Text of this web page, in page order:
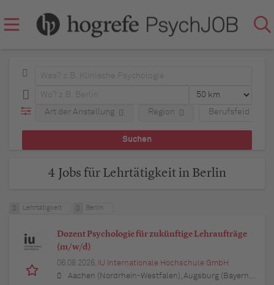
Berufsfeld
Art der Anstellung Region
4 Jobs für Lehrtätigkeit in Berlin
Lehrtätigkeit Berlin
Dozent Psychologie für zukünftige Lehraufträge
(m/w/d)
06.08.2026, IU Internationale Hochschule GmbH
Aachen (Nordrhein-Westfalen), Augsburg (Bayern), Berlin, Bielefeld (Nordrhein-Westfalen), Bochum (Nordrhein-Westfalen), Bonn (Nordrhein-Westfalen), Braunschweig (Niedersachsen), Bremen, Dortmund (Nordrhein-Westfalen), Dresden (Sachsen), Duisburg (Nordrhein-Westfalen), Düsseldorf (Nordrhein-Westfalen), Erfurt (Thüringen), Essen (Nordrhein-Westfalen), Freiburg im Breisgau (Baden-Württemberg), Hamburg, Hannover (Niedersachsen), Karlsruhe (Baden-Württemberg), Kiel (Schleswig-Holstein), Köln (Nordrhein-Westfalen), Leipzig (Sachsen), Lübeck (Schleswig-Holstein), München (Bayern), Mannheim (Baden-Württemberg), München (Bayern), Münster (Nordrhein-Westfalen), Nürnberg (Bayern), Regensburg (Bayern), Rostock (Mecklenburg-Vorpommern), Stuttgart (Baden-Württemberg), Ulm (Baden-Württemberg), Wuppertal (Nordrhein-Westfalen)